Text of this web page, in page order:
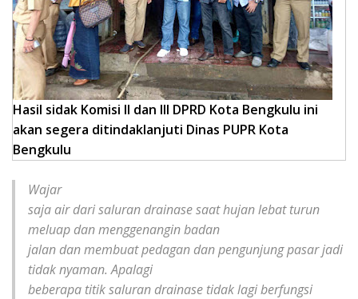
Hasil sidak Komisi II dan III DPRD Kota Bengkulu ini
akan segera ditindaklanjuti Dinas PUPR Kota
Bengkulu
Wajar
saja air dari saluran drainase saat hujan lebat turun
meluap dan menggenangin badan
jalan dan membuat pedagan dan pengunjung pasar jadi
tidak nyaman. Apalagi
beberapa titik saluran drainase tidak lagi berfungsi